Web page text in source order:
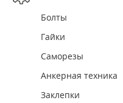
Болты
Гайки
Саморезы
Анкерная техника
Заклепки